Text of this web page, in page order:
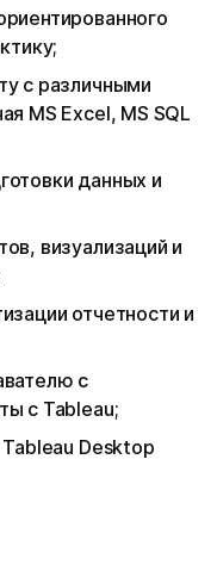
с различными
MS Excel, MS SQL
данных и
визуализаций и
отчетности и
с
с Tableau;
Desktop